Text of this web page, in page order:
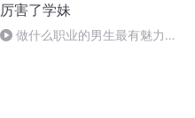
厉害了学妹
做什么职业的男生最有魅力